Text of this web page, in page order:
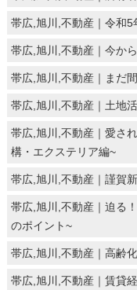
帯広,旭川,不動産｜令和5
帯広,旭川,不動産｜今か
帯広,旭川,不動産｜まだ
帯広,旭川,不動産｜土地
帯広,旭川,不動産｜愛さ
構・エクステリア編~
帯広,旭川,不動産｜謹賀
帯広,旭川,不動産｜迫る
のポイント~
帯広,旭川,不動産｜高齢
帯広,旭川,不動産｜賃貸